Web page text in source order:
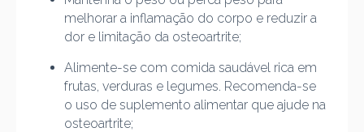
melhorar a inflamação do corpo e reduzir a
dor e limitação da osteoartrite;
Alimente-se com comida saudável rica em
frutas, verduras e legumes. Recomenda-se
o uso de suplemento alimentar que ajude na
osteoartrite;